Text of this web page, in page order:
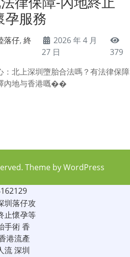
孕服務
落仔,終
2026 年 4 月
27 日
379
：北上深圳墮胎合法嗎？有法律保障
內地与香港嘅��
Theme byWordPress
圳落仔攻
止懷孕等
手術香
港流產
流深圳